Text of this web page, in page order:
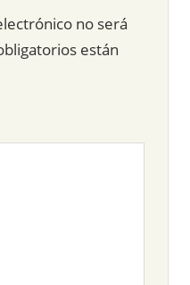
no será
están